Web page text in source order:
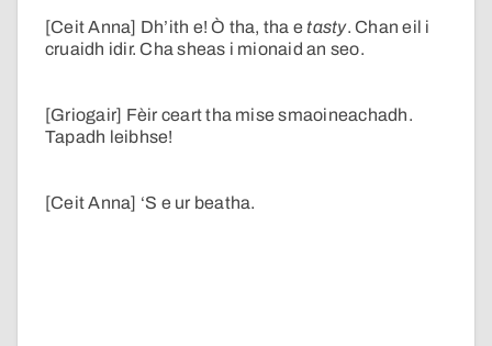
[Ceit Anna] Dh’ith e! Ò tha, tha e tasty. Chan eil i
cruaidh idir. Cha sheas i mionaid an seo.
[Griogair] Fèir ceart tha mise smaoineachadh.
Tapadh leibhse!
[Ceit Anna] ‘S e ur beatha.